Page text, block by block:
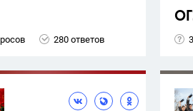
280 ответов